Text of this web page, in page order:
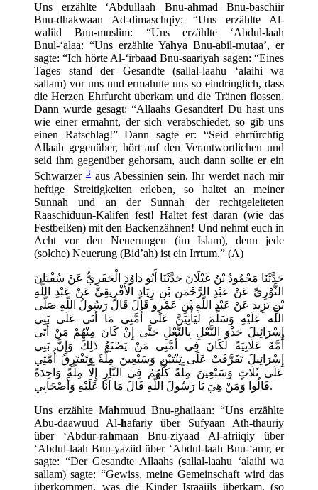
Uns erzählte ‘Abdullaah Bnu-ahmad Bnu-baschiir
Bnu-dhakwaan Ad-dimaschqiy: “Uns erzählte Al-
waliid Bnu-muslim: “Uns erzählte ‘Abdul-laah
Bnul-‘alaa: “Uns erzählte Yahya Bnu-abil-mutaa’, er
sagte: “Ich hörte Al-‘irbaad Bnu-saariyah sagen: “Eines
Tages stand der Gesandte (sallal-laahu ‘alaihi wa
sallam) vor uns und ermahnte uns so eindringlich, dass
die Herzen Ehrfurcht überkam und die Tränen flossen.
Dann wurde gesagt: “Allaahs Gesandter! Du hast uns
wie einer ermahnt, der sich verabschiedet, so gib uns
einen Ratschlag!” Dann sagte er: “Seid ehrfürchtig
Allaah gegenüber, hört auf den Verantwortlichen und
seid ihm gegenüber gehorsam, auch dann sollte er ein
Schwarzer3aus Abessinien sein. Ihr werdet nach mir
heftige Streitigkeiten erleben, so haltet an meiner
Sunnah und an der Sunnah der rechtgeleiteten
Raaschiduun-Kalifen fest! Haltet fest daran (wie das
Festbeißen) mit den Backenzähnen! Und nehmt euch in
Acht vor den Neuerungen (im Islam), denn jede
(solche) Neuerung (Bid’ah) ist ein Irrtum.” (A)
حَدَّثَنَا مَحْمُودُ بْنُ غَيْلَانَ حَدَّثَنَا أَبُو دَاوُدَ الْحَفَرِيُّ عَنْ سُفْيَانَ
الثَّوْرِيِّ عَنْ عَبْدِ الرَّحْمَنِ بْنِ زِيَادٍ الْأَفْرِيقِيِّ عَنْ عَبْدِ اللَّهِ
بْنِ يَزِيدَ عَنْ عَبْدِ اللَّهِ بْنِ عَمْرٍو قَالَ قَالَ رَسُولُ اللَّهِ صَلَّى
اللَّه عَلَيْهِ وَسَلَّمَ لَيَأْتِيَنَّ عَلَى أُمَّتِي مَا أَتَى عَلَى بَنِي
إِسْرَائِيلَ حَذْوَ النَّعْلِ بِالنَّعْلِ حَتَّى إِنْ كَانَ مِنْهُمْ مَنْ أَتَى
أُمَّهُ عَلَانِيَةً لَكَانَ فِي أُمَّتِي مَنْ يَصْنَعُ ذَلِكَ وَإِنَّ بَنِي
إِسْرَائِيلَ تَفَرَّقَتْ عَلَى ثِنْتَيْنِ وَسَبْعِينَ مِلَّةً وَتَفْتَرِقُ أُمَّتِي
عَلَى ثَلَاثٍ وَسَبْعِينَ مِلَّةً كُلُّهُمْ فِي النَّارِ إِلَّا مِلَّةً وَاحِدَةً
قَالُوا وَمَنْ هِيَ يَا رَسُولَ اللَّهِ قَالَ مَا أَنَا عَلَيْهِ وَأَصْحَابِي.
Uns erzählte Mahmuud Bnu-ghailaan: “Uns erzählte
Abu-daawuud Al-hafariy über Sufyaan Ath-thauriy
über ‘Abdur-rahmaan Bnu-ziyaad Al-afriiqiy über
‘Abdul-laah Bnu-yaziid über ‘Abdul-laah Bnu-‘amr, er
sagte: “Der Gesandte Allaahs (sallal-laahu ‘alaihi wa
sallam) sagte: “Gewiss, meine Gemeinschaft wird das
überkommen, was die Kinder Israaiils überkam, (so